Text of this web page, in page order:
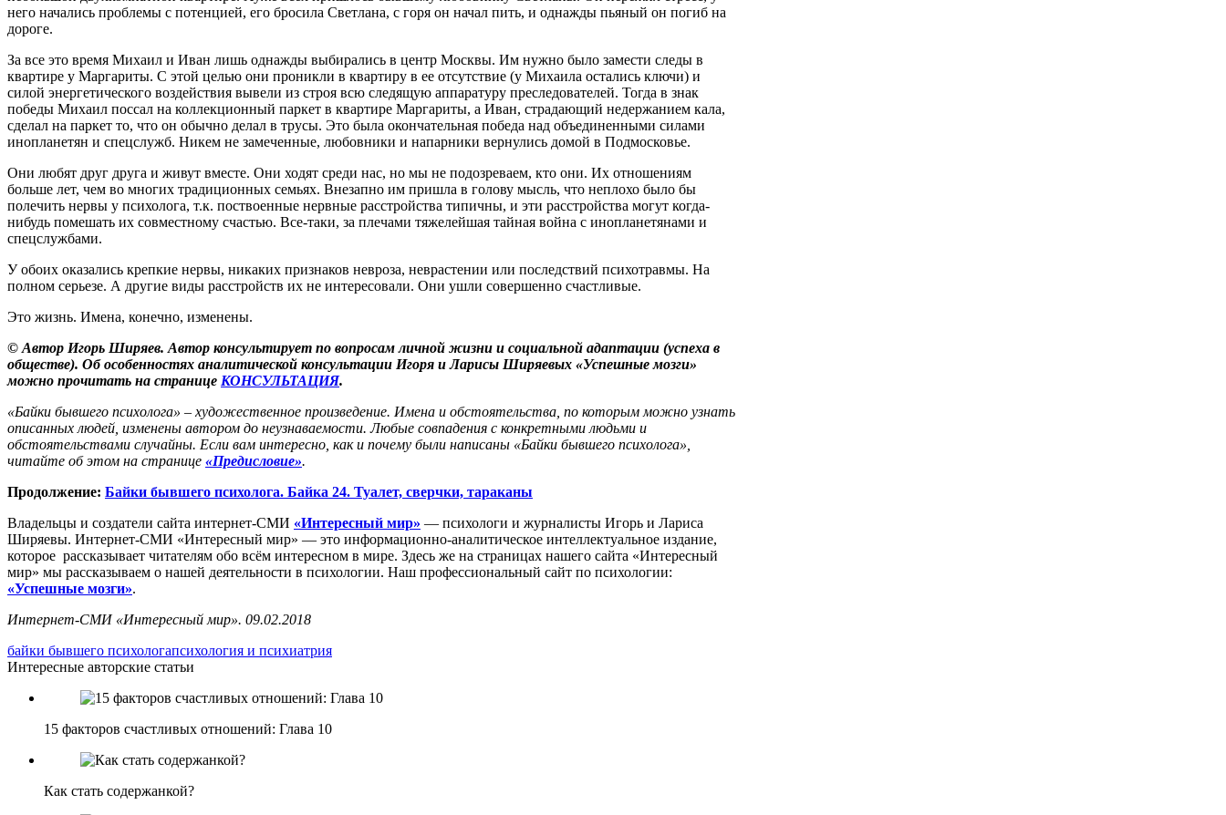
него начались проблемы с потенцией, его бросила Светлана, с горя он начал пить, и однажды пьяный он погиб на
дороге.
За все это время Михаил и Иван лишь однажды выбирались в центр Москвы. Им нужно было замести следы в
квартире у Маргариты. С этой целью они проникли в квартиру в ее отсутствие (у Михаила остались ключи) и
силой энергетического воздействия вывели из строя всю следящую аппаратуру преследователей. Тогда в знак
победы Михаил поссал на коллекционный паркет в квартире Маргариты, а Иван, страдающий недержанием кала,
сделал на паркет то, что он обычно делал в трусы. Это была окончательная победа над объединенными силами
инопланетян и спецслужб. Никем не замеченные, любовники и напарники вернулись домой в Подмосковье.
Они любят друг друга и живут вместе. Они ходят среди нас, но мы не подозреваем, кто они. Их отношениям
больше лет, чем во многих традиционных семьях. Внезапно им пришла в голову мысль, что неплохо было бы
полечить нервы у психолога, т.к. поствоенные нервные расстройства типичны, и эти расстройства могут когда-
нибудь помешать их совместному счастью. Все-таки, за плечами тяжелейшая тайная война с инопланетянами и
спецслужбами.
У обоих оказались крепкие нервы, никаких признаков невроза, неврастении или последствий психотравмы. На
полном серьезе. А другие виды расстройств их не интересовали. Они ушли совершенно счастливые.
Это жизнь. Имена, конечно, изменены.
© Автор Игорь Ширяев. Автор консультирует по вопросам личной жизни и социальной адаптации (успеха в
обществе). Об особенностях аналитической консультации Игоря и Ларисы Ширяевых «Успешные мозги»
можно прочитать на странице КОНСУЛЬТАЦИЯ.
«Байки бывшего психолога» – художественное произведение. Имена и обстоятельства, по которым можно узнать
описанных людей, изменены автором до неузнаваемости. Любые совпадения с конкретными людьми и
обстоятельствами случайны. Если вам интересно, как и почему были написаны «Байки бывшего психолога»,
читайте об этом на странице «Предисловие».
Продолжение: Байки бывшего психолога. Байка 24. Туалет, сверчки, тараканы
Владельцы и создатели сайта интернет-СМИ «Интересный мир» — психологи и журналисты Игорь и Лариса
Ширяевы. Интернет-СМИ «Интересный мир» — это информационно-аналитическое интеллектуальное издание,
которое рассказывает читателям обо всём интересном в мире. Здесь же на страницах нашего сайта «Интересный
мир» мы рассказываем о нашей деятельности в психологии. Наш профессиональный сайт по психологии:
«Успешные мозги».
Интернет-СМИ «Интересный мир». 09.02.2018
байки бывшего психологапсихология и психиатрия
Интересные авторские статьи
15 факторов счастливых отношений: Глава 10
Как стать содержанкой?